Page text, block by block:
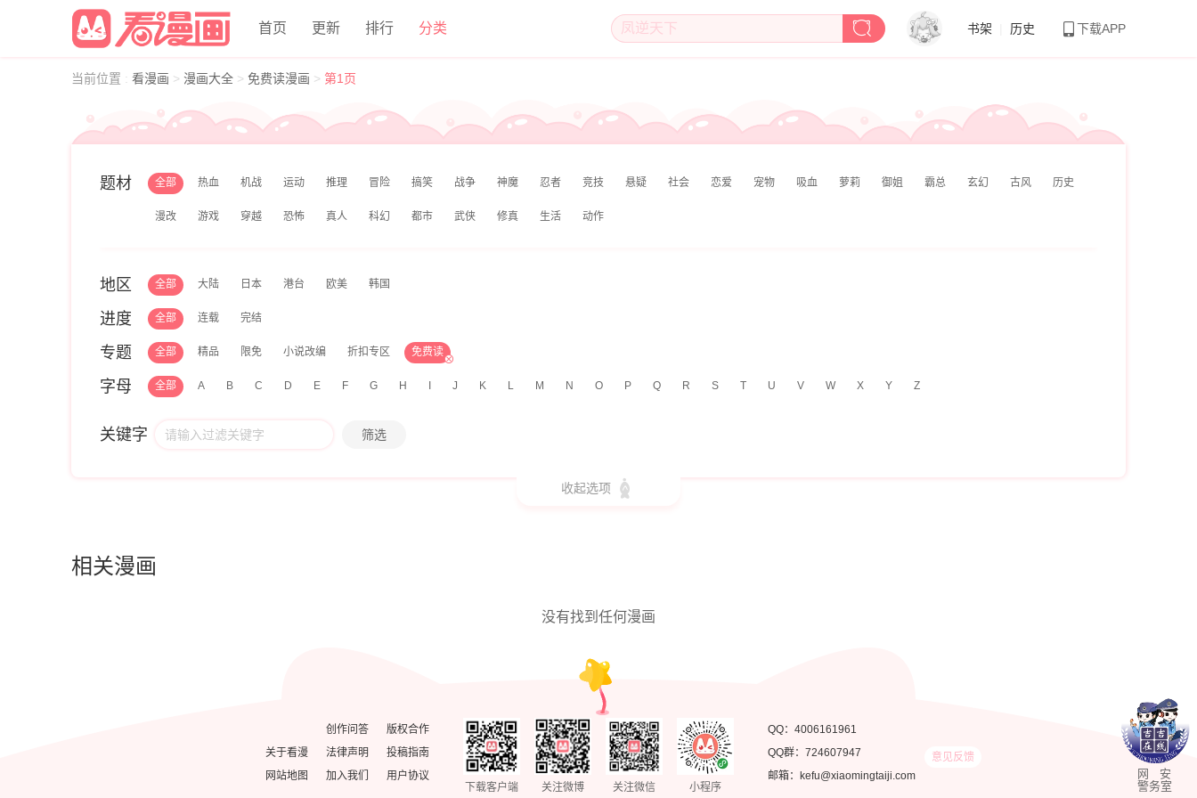
书架 历史 下载APP
首页 更新 排行 分类
当前位置 : 看漫画 > 漫画大全 > 免费读漫画 > 第1页
题材 全部 热血 机战 运动 推理 冒险 搞笑 战争 神魔 忍者 竞技 悬疑 社会 恋爱 宠物 吸血 萝莉 御姐 霸总 玄幻 古风 历史
漫改 游戏 穿越 恐怖 真人 科幻 都市 武侠 修真 生活 动作
地区 全部 大陆 日本 港台 欧美 韩国
进度 全部 连载 完结
专题 全部 精品 限免 小说改编 折扣专区 免费读
字母 全部 A B C D E F G H J K L M N O P Q R S T U V W X Y Z
关键字 筛选
收起选项
相关漫画
没有找到任何漫画
关于看漫
网站地图
创作问答
法律声明
加入我们
版权合作
投稿指南
用户协议
下载客户端
关注微博 关注微信 小程序
QQ： 4006161961
QQ群： 724607947
邮箱：kefu@xiaomingtaiji.com
意见反馈
网 安
警务室